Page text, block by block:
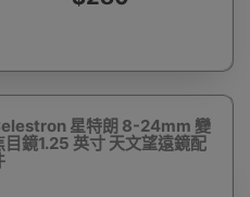
星特朗 8-24mm 變
目鏡1.25 英寸 天文望遠鏡配